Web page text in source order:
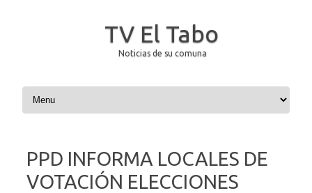
TV El Tabo
Noticias de su comuna
Saltar al contenido
PPD INFORMA LOCALES DE
VOTACIÓN ELECCIONES